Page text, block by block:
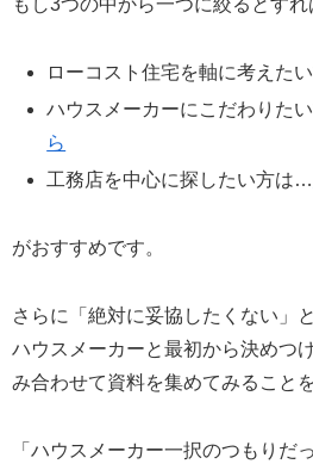
もし3つの中から一つに絞るとすれ
ローコスト住宅を軸に考えた
ハウスメーカーにこだわりた
ら
工務店を中心に探したい方は…
がおすすめです。
さらに「絶対に妥協したくない」
ハウスメーカーと最初から決めつ
み合わせて資料を集めてみること
「ハウスメーカー一択のつもりだ